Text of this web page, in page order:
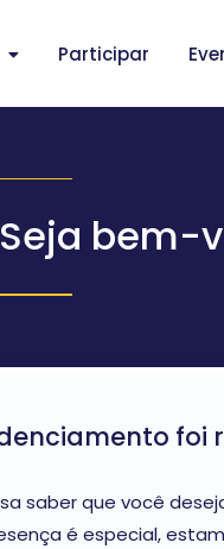
Participar
bem-
foi
saber que você
é especial,